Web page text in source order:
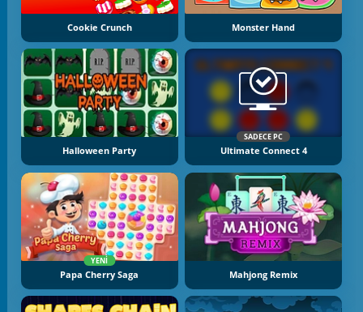
Cookie Crunch Monster Hand
Halloween Party
SADECE PC
Ultimate Connect 4
YENI
Papa Cherry Saga Mahjong Remix